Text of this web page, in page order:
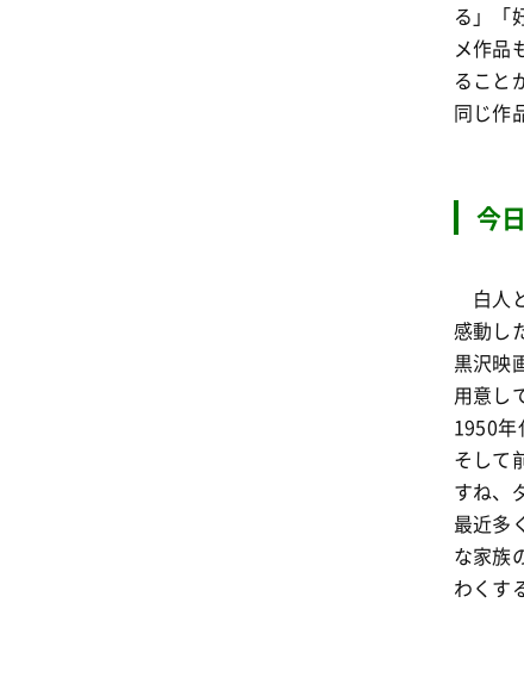
る」「
メ作品
ること
同じ作
今
白人
感動し
黒沢映
用意し
1950年
そして
すね、
最近多
な家族
わくす